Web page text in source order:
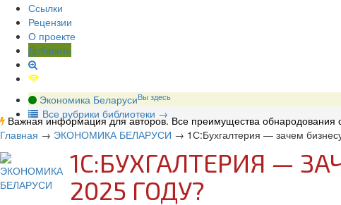
Ссылки
Рецензии
О проекте
Добавить
Экономика БеларусиВы здесь
Все рубрики библиотеки →
Важная информация для авторов. Все преимущества обнародования
Главная → ЭКОНОМИКА БЕЛАРУСИ → 1С:Бухгалтерия — зачем
1С:БУХГАЛТЕРИЯ —
2025 ГОДУ?